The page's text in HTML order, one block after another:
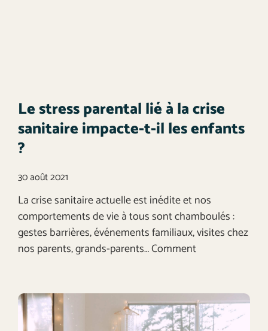
Le stress parental lié à la crise
sanitaire impacte-t-il les enfants
?
30 août 2021
La crise sanitaire actuelle est inédite et nos
comportements de vie à tous sont chamboulés :
gestes barrières, événements familiaux, visites chez
nos parents, grands-parents… Comment